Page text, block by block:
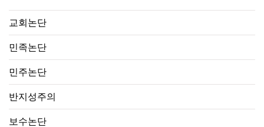
교회논단
민족논단
민주논단
반지성주의
보수논단